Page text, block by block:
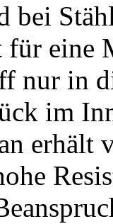
bei
eine
nur in
im
erhält